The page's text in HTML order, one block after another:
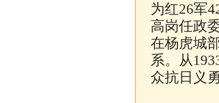
为红26军
高岗任政
在杨虎城
系。从
众抗日义